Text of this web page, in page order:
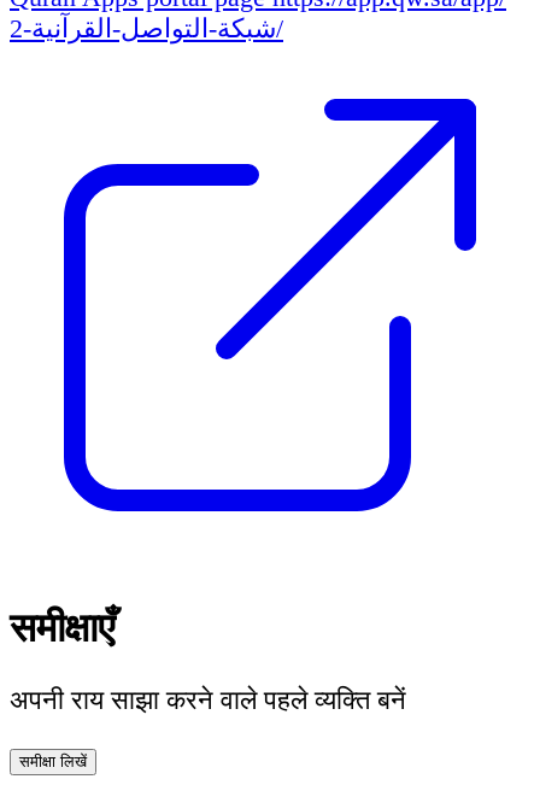
شبكة-التواصل-القرآنية-2/
समीक्षाएँ
अपनी राय साझा करने वाले पहले व्यक्ति बनें
समीक्षा लिखें